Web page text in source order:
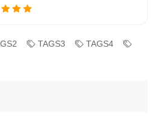
奔激瞿塘开。
浪九道来。
TAGS3
TAGS4